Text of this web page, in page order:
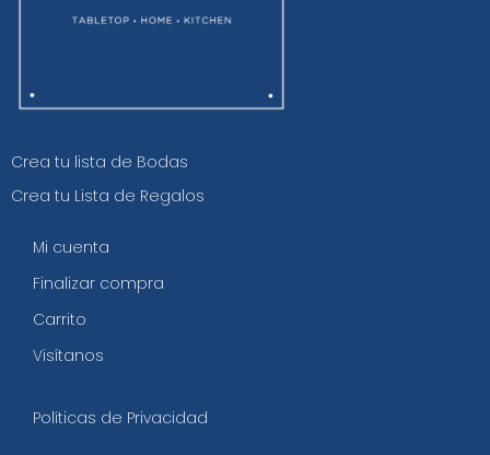
Crea tu lista de Bodas
Crea tu Lista de Regalos
Mi cuenta
Finalizar compra
Carrito
Visítanos
Políticas de Privacidad